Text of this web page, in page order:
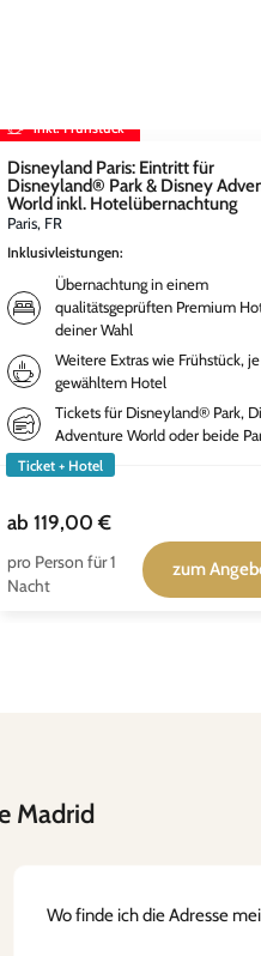
inkl. Frühstück
Disneyland Paris: Eintritt für
Disneyland® Park & Disney
World inkl. Hotelübernachtung
Paris, FR
Inklusivleistungen:
Übernachtung in einem
qualitätsgeprüften Premium
deiner Wahl
Weitere Extras wie Frühstück,
gewähltem Hotel
Tickets für Disneyland® Park,
Adventure World oder beide
Ticket + Hotel
ab 119,00 €
pro Person für 1
Nacht
zum
Madrid
Wo finde ich die Adresse